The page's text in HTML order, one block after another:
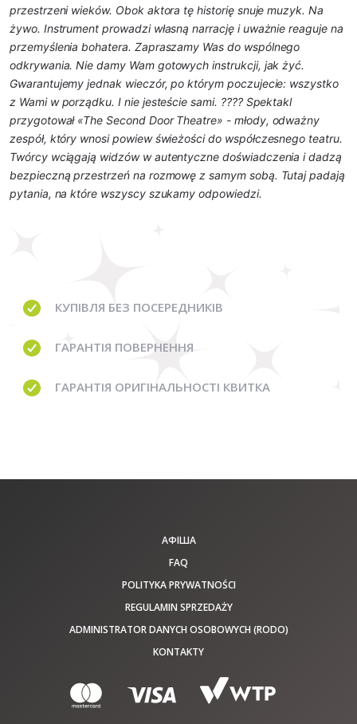
przestrzeni wieków. Obok aktora tę historię snuje muzyk. Na
żywo. Instrument prowadzi własną narrację i uważnie reaguje na
przemyślenia bohatera. Zapraszamy Was do wspólnego
odkrywania. Nie damy Wam gotowych instrukcji, jak żyć.
Gwarantujemy jednak wieczór, po którym poczujecie: wszystko
z Wami w porządku. I nie jesteście sami. ???? Spektakl
przygotował «The Second Door Theatre» - młody, odważny
zespół, który wnosi powiew świeżości do współczesnego teatru.
Twórcy wciągają widzów w autentyczne doświadczenia i dadzą
bezpieczną przestrzeń na rozmowę z samym sobą. Tutaj padają
pytania, na które wszyscy szukamy odpowiedzi.
КУПІВЛЯ БЕЗ ПОСЕРЕДНИКІВ
ГАРАНТІЯ ПОВЕРНЕННЯ
ГАРАНТІЯ ОРИГІНАЛЬНОСТІ КВИТКА
АФІША
FAQ
POLITYKA PRYWATNOŚCI
REGULAMIN SPRZEDAŻY
ADMINISTRATOR DANYCH OSOBOWYCH (RODO)
KONTAKTY